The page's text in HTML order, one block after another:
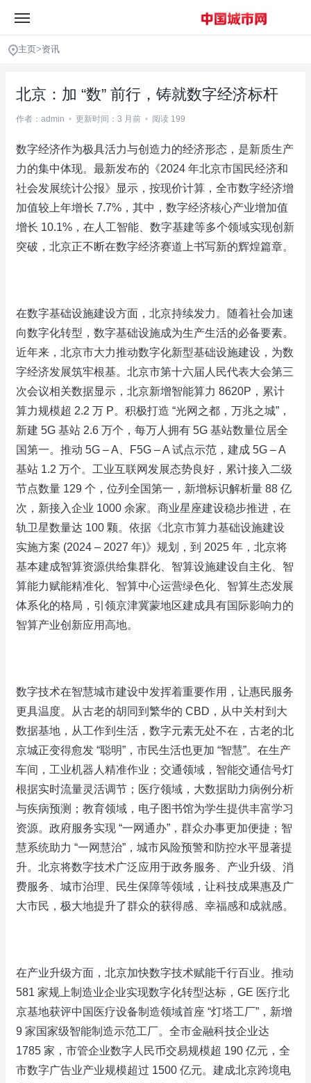
主页>资讯
北京：加 “数” 前行，铸就数字经济标杆
作者：admin • 更新时间：3 月前 • 阅读 199
数字经济作为极具活力与创造力的经济形态，是新质生产
力的集中体现。最新发布的《2024 年北京市国民经济和
社会发展统计公报》显示，按现价计算，全市数字经济增
加值较上年增长 7.7%，其中，数字经济核心产业增加值
增长 10.1%，在人工智能、数字基建等多个领域实现创新
突破，北京正不断在数字经济赛道上书写新的辉煌篇章。
在数字基础设施建设方面，北京持续发力。随着社会加速
向数字化转型，数字基础设施成为生产生活的必备要素。
近年来，北京市大力推动数字化新型基础设施建设，为数
字经济发展筑牢根基。北京市第十六届人民代表大会第三
次会议相关数据显示，北京新增智能算力 8620P，累计
算力规模超 2.2 万 P。积极打造 “光网之都，万兆之城”，
新建 5G 基站 2.6 万个，每万人拥有 5G 基站数量位居全
国第一。推动 5G – A、F5G – A 试点示范，建成 5G – A
基站 1.2 万个。工业互联网发展态势良好，累计接入二级
节点数量 129 个，位列全国第一，新增标识解析量 88 亿
次，新接入企业 1000 余家。商业星座建设稳步推进，在
轨卫星数量达 100 颗。依据《北京市算力基础设施建设
实施方案 (2024 – 2027 年)》规划，到 2025 年，北京将
基本建成智算资源供给集群化、智算设施建设自主化、智
算能力赋能精准化、智算中心运营绿色化、智算生态发展
体系化的格局，引领京津冀蒙地区建成具有国际影响力的
智算产业创新应用高地。
数字技术在智慧城市建设中发挥着重要作用，让惠民服务
更具温度。从古老的胡同到繁华的 CBD，从中关村到大
数据基地，从工作到生活，数字元素无处不在，古老的北
京城正变得愈发 “聪明”，市民生活也更加 “智慧”。在生产
车间，工业机器人精准作业；交通领域，智能交通信号灯
根据实时流量灵活调节；医疗领域，大数据助力病例分析
与疾病预测；教育领域，电子图书馆为学生提供丰富学习
资源。政府服务实现 “一网通办”，群众办事更加便捷；智
慧系统助力 “一网慧治”，城市风险预警和防控水平显著提
升。北京将数字技术广泛应用于政务服务、产业升级、消
费服务、城市治理、民生保障等领域，让科技成果惠及广
大市民，极大地提升了群众的获得感、幸福感和成就感。
在产业升级方面，北京加快数字技术赋能千行百业。推动
581 家规上制造业企业实现数字化转型达标，GE 医疗北
京基地获评中国医疗设备制造领域首座 “灯塔工厂”，新增
9 家国家级智能制造示范工厂。全市金融科技企业达
1785 家，市管企业数字人民币交易规模超 190 亿元，全
市数字广告业产业规模超过 1500 亿元。建成北京跨境电